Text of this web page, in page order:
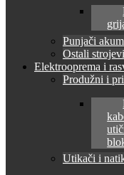
Punjači
Ostali
Elektrooprema i
Produžni i
Utikači i